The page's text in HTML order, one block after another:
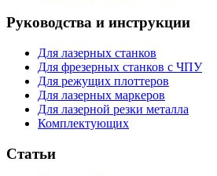
Руководства и инструкции
Для лазерных станков
Для фрезерных станков с ЧПУ
Для режущих плоттеров
Для лазерных маркеров
Для лазерной резки металла
Комплектующих
Статьи